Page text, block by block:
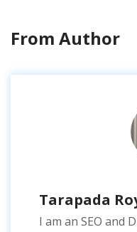
From Author
Tarapada
I am an SEO and